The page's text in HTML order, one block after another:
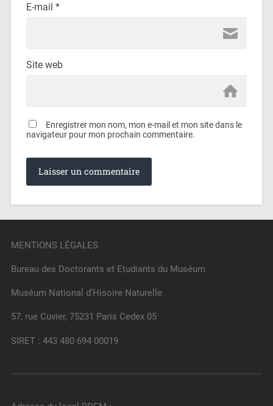
E-mail *
Site web
Enregistrer mon nom, mon e-mail et mon site dans le
navigateur pour mon prochain commentaire.
MENTIONS LÉGALES
Bureau des Doctorants et Etudiants du Muséum
Muséum National d’Hisoire Naturelle
57, rue Cuvier, 75231 Paris Cedex 05
SIRET : 443 480 694 00019